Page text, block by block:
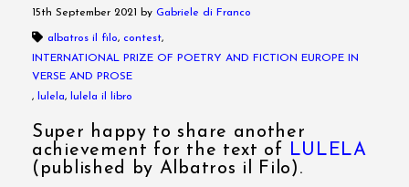
15th September 2021 by Gabriele di Franco
albatros il filo, contest,
INTERNATIONAL PRIZE OF POETRY AND FICTION EUROPE IN
VERSE AND PROSE
, lulela, lulela il libro
Super happy to share another
achievement for the text of LULELA
(published by Albatros il Filo).